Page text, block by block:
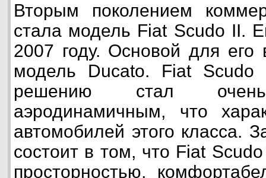
Вторым поколением
стала модель Fiat Scudo II.
2007 году. Основой для его
модель Ducato. Fiat Scudo
решению стал
аэродинамичным, что
автомобилей этого класса.
состоит в том, что Fiat
просторностью,